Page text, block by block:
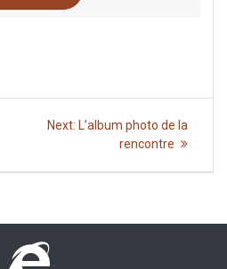
Next: Next
L’album photo de la
rencontre